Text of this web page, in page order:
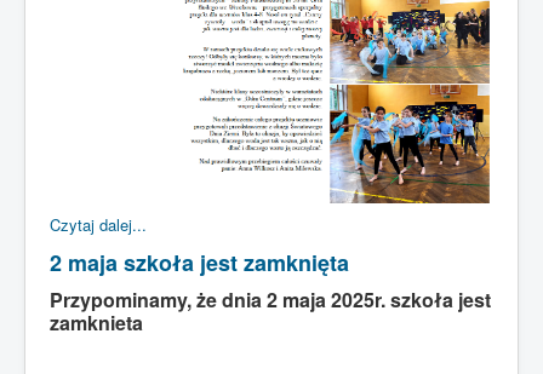
Czytaj dalej...
2 maja szkoła jest zamknięta
Przypominamy, że dnia 2 maja 2025r. szkoła jest
zamknieta